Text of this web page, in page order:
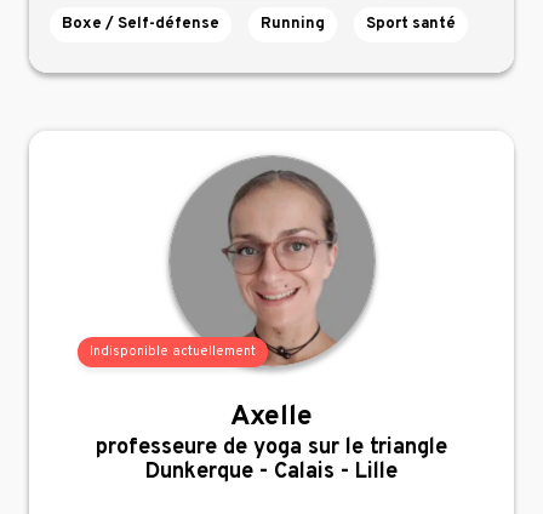
Boxe / Self-défense Running Sport santé
Indisponible actuellement
Axelle
,
professeure de yoga sur le triangle
Dunkerque - Calais - Lille